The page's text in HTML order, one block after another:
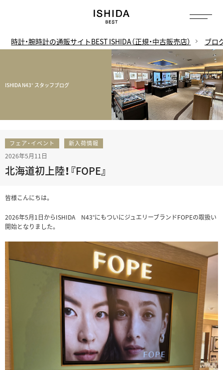
時計・腕時計の通販サイトBEST ISHIDA（正規・中古販売店） ブロ
ISHIDA N43° スタッフブログ
フェア・イベント 新入荷情報
2026年5月11日
北海道初上陸！『FOPE』
皆様こんにちは。
2026年5月1日からISHIDA N43°にもついにジュエリーブランドFOPEの取扱い
開始となりました。